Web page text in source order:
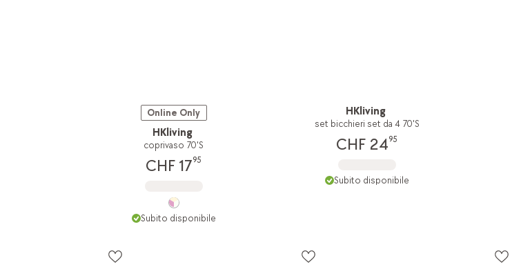
Online Only
HKliving
coprivaso 70'S
CHF 1795
Subito disponibile
HKliving
set bicchieri set da 4 70'S
CHF 2495
Subito disponibile